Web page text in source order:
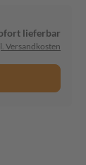
lieferbar
Versandkosten